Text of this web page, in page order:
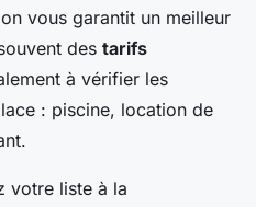
vous garantit un meilleur
des tarifs
à vérifier les
: piscine, location de
votre liste à la